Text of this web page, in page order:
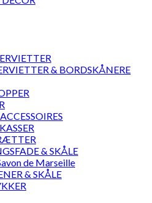
& BORDSKÅNERE
& SKÅLE
de Marseille
& SKÅLE